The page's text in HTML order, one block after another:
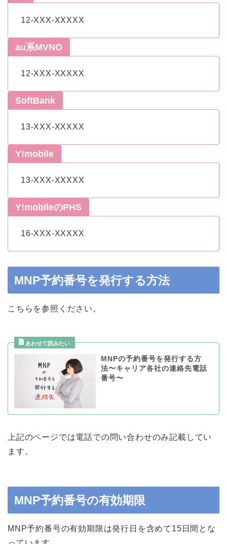
12-XXX-XXXXX
au系MVNO
12-XXX-XXXXX
SoftBank
13-XXX-XXXXX
Y!mobile
13-XXX-XXXXX
Y!mobileのPHS
16-XXX-XXXXX
MNP予約番号を発行する方法
こちらを参照ください。
MNPの予約番号を発行する方
法〜キャリア各社の連絡先電話
番号〜
上記のページでは電話での問い合わせのみ記載してい
ます。
MNP予約番号の有効期限
MNP予約番号の有効期限は発行日を含めて15日間とな